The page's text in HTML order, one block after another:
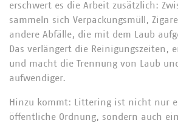
erschwert es die Arbeit zusätzlich:
sammeln sich Verpackungsmüll,
andere Abfälle, die mit dem Laub
Das verlängert die Reinigungszeiten,
und macht die Trennung von Laub und
aufwendiger.
Hinzu kommt: Littering ist nicht nur
öffentliche Ordnung, sondern auch